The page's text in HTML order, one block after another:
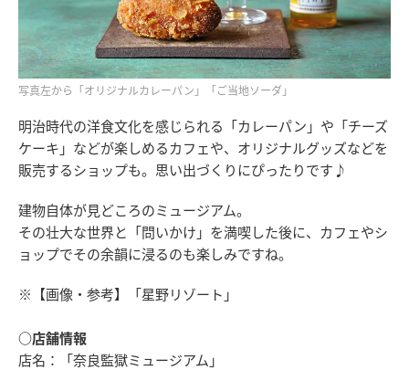
写真左から「オリジナルカレーパン」「ご当地ソーダ」
明治時代の洋食文化を感じられる「カレーパン」や「チーズ
ケーキ」などが楽しめるカフェや、オリジナルグッズなどを
販売するショップも。思い出づくりにぴったりです♪
建物自体が見どころのミュージアム。
その壮大な世界と「問いかけ」を満喫した後に、カフェやシ
ョップでその余韻に浸るのも楽しみですね。
※【画像・参考】「星野リゾート」
○店舗情報
店名：「奈良監獄ミュージアム」